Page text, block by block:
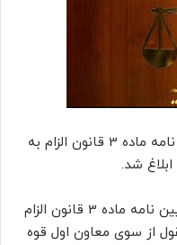
با تایید معاون اول قوه قضاییه آیین نامه ماده 3 قانون الزام به
شد.
رییس سازمان ثبت از تایید و ابلاغ آیین نامه ماده 3 قانون الزام
از سوی معاون اول قوه